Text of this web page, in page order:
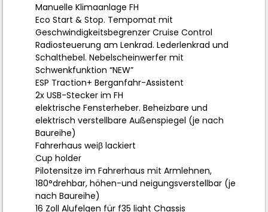
Manuelle Klimaanlage FH
Eco Start & Stop. Tempomat mit
Geschwindigkeitsbegrenzer Cruise Control
Radiosteuerung am Lenkrad. Lederlenkrad und
Schalthebel. Nebelscheinwerfer mit
Schwenkfunktion “NEW”
ESP Traction+ Berganfahr-Assistent
2x USB-Stecker im FH
elektrische Fensterheber. Beheizbare und
elektrisch verstellbare Außenspiegel (je nach
Baureihe)
Fahrerhaus weiβ lackiert
Cup holder
Pilotensitze im Fahrerhaus mit Armlehnen,
180°drehbar, höhen-und neigungsverstellbar (je
nach Baureihe)
16 Zoll Alufelgen für f35 light Chassis